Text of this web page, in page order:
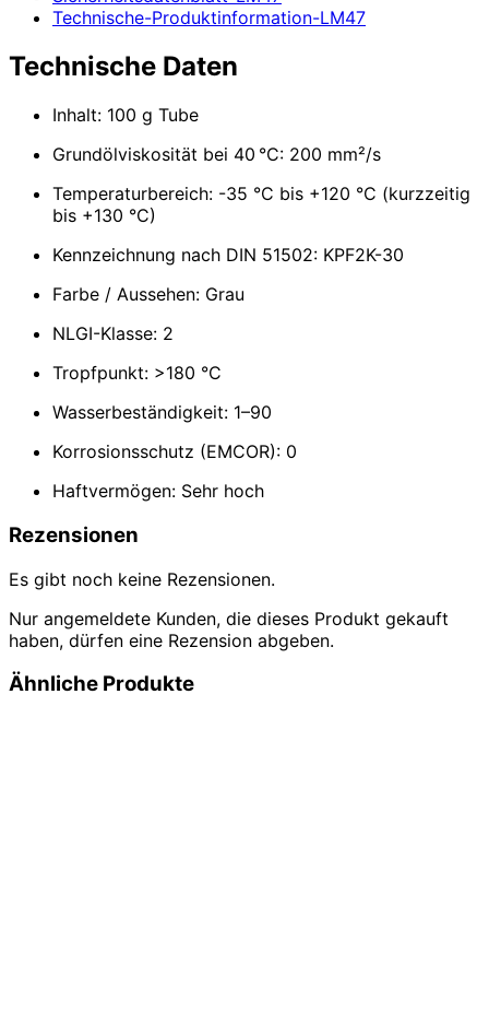
Technische-Produktinformation-LM47
Technische Daten
Inhalt: 100 g Tube
Grundölviskosität bei 40 °C: 200 mm²/s
Temperaturbereich: -35 °C bis +120 °C (kurzzeitig
bis +130 °C)
Kennzeichnung nach DIN 51502: KPF2K-30
Farbe / Aussehen: Grau
NLGI-Klasse: 2
Tropfpunkt: >180 °C
Wasserbeständigkeit: 1–90
Korrosionsschutz (EMCOR): 0
Haftvermögen: Sehr hoch
Rezensionen
Es gibt noch keine Rezensionen.
Nur angemeldete Kunden, die dieses Produkt gekauft
haben, dürfen eine Rezension abgeben.
Ähnliche Produkte